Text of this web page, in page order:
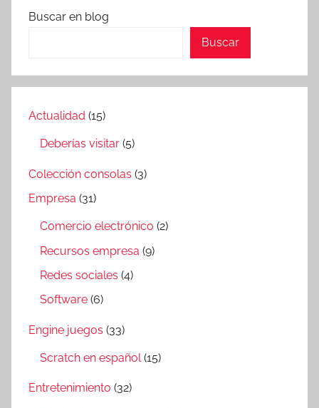
entradas
Buscar en blog
Buscar
Actualidad (15)
Deberías visitar (5)
Colección consolas (3)
Empresa (31)
Comercio electrónico (2)
Recursos empresa (9)
Redes sociales (4)
Software (6)
Engine juegos (33)
Scratch en español(15)
Entretenimiento (32)